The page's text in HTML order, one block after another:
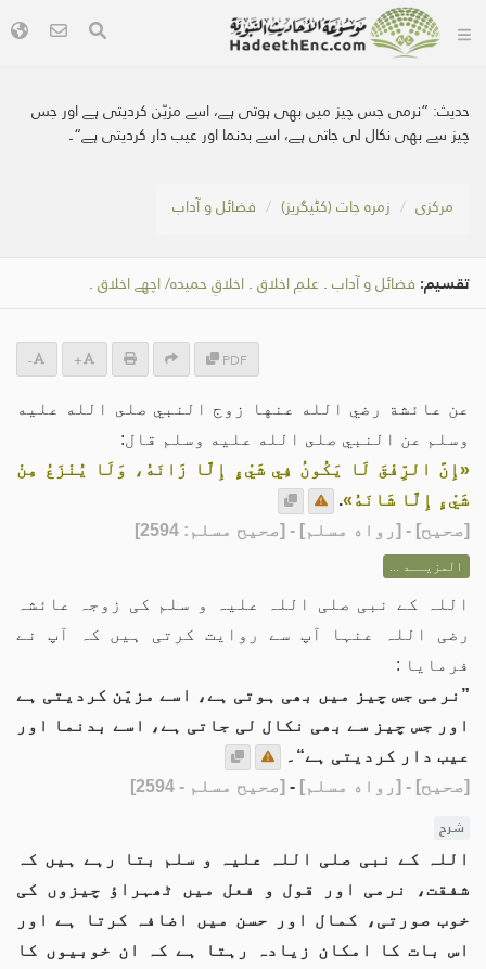
حدیث: ”نرمی جس چیز میں بھی ہوتی ہے، اسے مزیّن کردیتی ہے اور جس
چیز سے بھی نکال لی جاتی ہے، اسے بدنما اور عیب دار کردیتی ہے“۔
مرکزی زمرہ جات (کٹیگریز) فضائل و آداب
تقسیم: فضائل و آداب . علمِ اخلاق . اخلاقِ حمیدہ/ اچھے اخلاق .
PDF
+
-
عن عائشة رضي الله عنها زوج النبي صلى الله عليه
وسلم عن النبي صلى الله عليه وسلم قال:
«إِنَّ الرِّفْقَ لَا يَكُونُ فِي شَيْءٍ إِلَّا زَانَهُ، وَلَا يُنْزَعُ مِنْ
شَيْءٍ إِلَّا شَانَهُ».
[صحيح] - [رواه مسلم] - [صحيح مسلم: 2594]
المزيــد ...
اللہ کے نبی صلی اللہ علیہ و سلم کی زوجہ عائشہ
رضی اللہ عنہا آپ سے روایت کرتی ہیں کہ آپ نے
فرمایا :
”نرمی جس چیز میں بھی ہوتی ہے، اسے مزیّن کردیتی ہے
اور جس چیز سے بھی نکال لی جاتی ہے، اسے بدنما اور
عیب دار کردیتی ہے“۔
[صحيح] - [رواه مسلم] - [صحيح مسلم - 2594]
شرح
اللہ کے نبی صلی اللہ علیہ و سلم بتا رہے ہیں کہ
شفقت، نرمی اور قول و فعل میں ٹھہراؤ چیزوں کی
خوب صورتی، کمال اور حسن میں اضافہ کرتا ہے اور
اس بات کا امکان زیادہ رہتا ہے کہ ان خوبیوں کا